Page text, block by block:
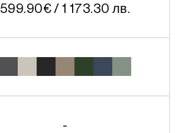
599.90€/ 1 173.30 лв.
-